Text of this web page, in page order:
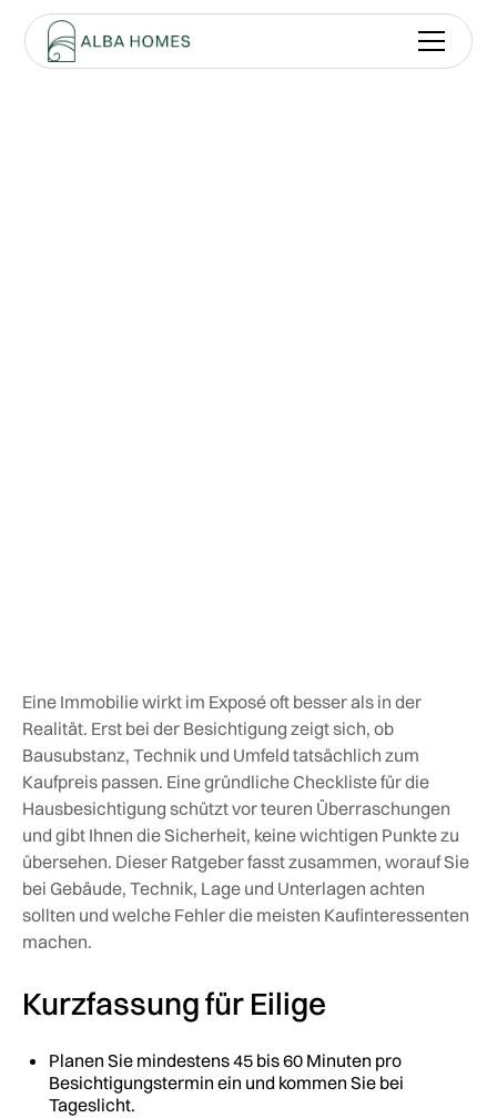
Eine Immobilie wirkt im Exposé oft besser als in der
Realität. Erst bei der Besichtigung zeigt sich, ob
Bausubstanz, Technik und Umfeld tatsächlich zum
Kaufpreis passen. Eine gründliche Checkliste für die
Hausbesichtigung schützt vor teuren Überraschungen
und gibt Ihnen die Sicherheit, keine wichtigen Punkte zu
übersehen. Dieser Ratgeber fasst zusammen, worauf Sie
bei Gebäude, Technik, Lage und Unterlagen achten
sollten und welche Fehler die meisten Kaufinteressenten
machen.
Kurzfassung für Eilige
Planen Sie mindestens 45 bis 60 Minuten pro
Besichtigungstermin ein und kommen Sie bei
Tageslicht.